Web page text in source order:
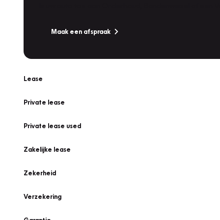
Maak een afspraak
Lease
Private lease
Private lease used
Zakelijke lease
Zekerheid
Verzekering